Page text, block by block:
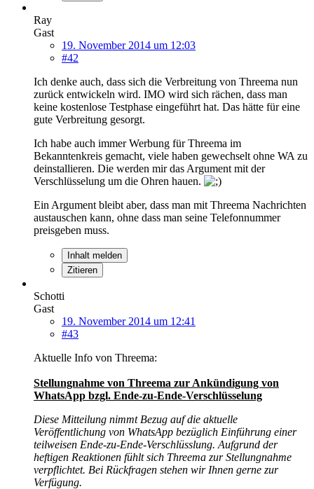
Ray
Gast
19. November 2014 um 12:03
#42
Ich denke auch, dass sich die Verbreitung von Threema nun
zurück entwickeln wird. IMO wird sich rächen, dass man
keine kostenlose Testphase eingeführt hat. Das hätte für eine
gute Verbreitung gesorgt.
Ich habe auch immer Werbung für Threema im
Bekanntenkreis gemacht, viele haben gewechselt ohne WA zu
deinstallieren. Die werden mir das Argument mit der
Verschlüsselung um die Ohren hauen.
Ein Argument bleibt aber, dass man mit Threema Nachrichten
austauschen kann, ohne dass man seine Telefonnummer
preisgeben muss.
Inhalt melden
Zitieren
Schotti
Gast
19. November 2014 um 12:41
#43
Aktuelle Info von Threema:
Stellungnahme von Threema zur Ankündigung von
WhatsApp bzgl. Ende-zu-Ende-Verschlüsselung
Diese Mitteilung nimmt Bezug auf die aktuelle
Veröffentlichung von WhatsApp bezüglich Einführung einer
teilweisen Ende-zu-Ende-Verschlüsslung. Aufgrund der
heftigen Reaktionen fühlt sich Threema zur Stellungnahme
verpflichtet. Bei Rückfragen stehen wir Ihnen gerne zur
Verfügung.